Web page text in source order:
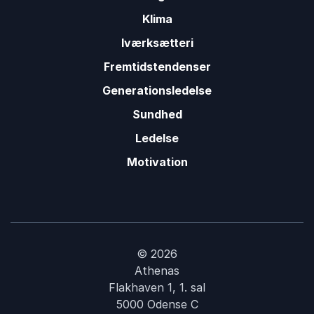
foredragsholder.
Malene Størup
Thomas Larsen
Klima
Iværksætteri
Fremtidstendenser
Generationsledelse
Sundhed
Ledelse
Motivation
© 2026
Athenas
Flakhaven 1, 1. sal
5000 Odense C